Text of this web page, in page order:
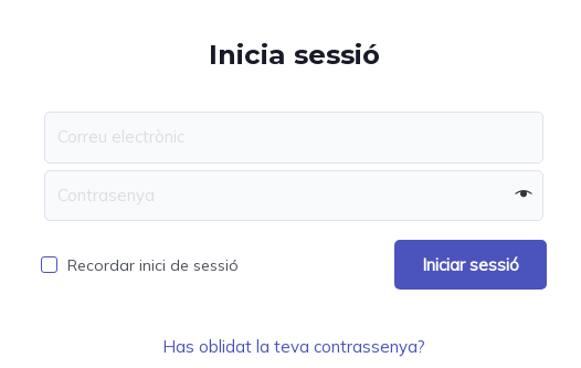
Inicia sessió
Recordar inici de sessió
Has oblidat la teva contrassenya?